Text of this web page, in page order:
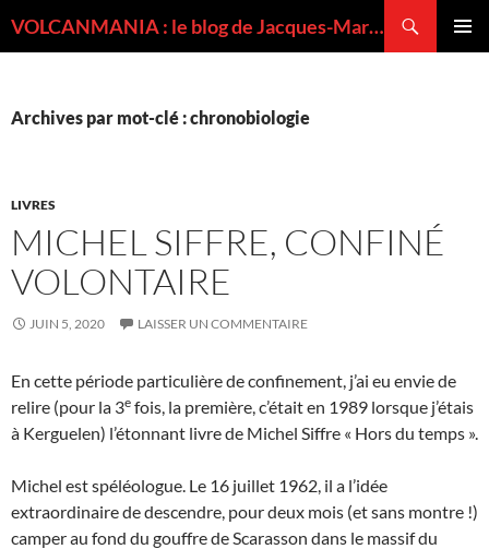
VOLCANMANIA : le blog de Jacques-Marie BARDINTZEFF, volcanologue
Archives par mot-clé : chronobiologie
LIVRES
MICHEL SIFFRE, CONFINÉ
VOLONTAIRE
JUIN 5, 2020 LAISSER UN COMMENTAIRE
En cette période particulière de confinement, j’ai eu envie de
relire (pour la 3e fois, la première, c’était en 1989 lorsque j’étais
à Kerguelen) l’étonnant livre de Michel Siffre « Hors du temps ».
Michel est spéléologue. Le 16 juillet 1962, il a l’idée
extraordinaire de descendre, pour deux mois (et sans montre !)
camper au fond du gouffre de Scarasson dans le massif du